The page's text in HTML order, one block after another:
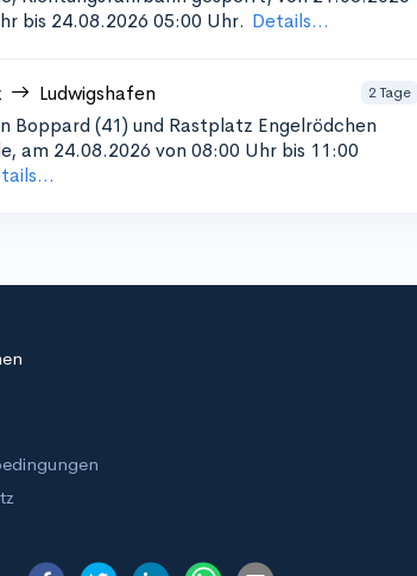
bis 24.08.2026 05:00 Uhr. Details...
Ludwigshafen 2 Tage
Boppard (41) und Rastplatz Engelrödchen
am 24.08.2026 von 08:00 Uhr bis 11:00